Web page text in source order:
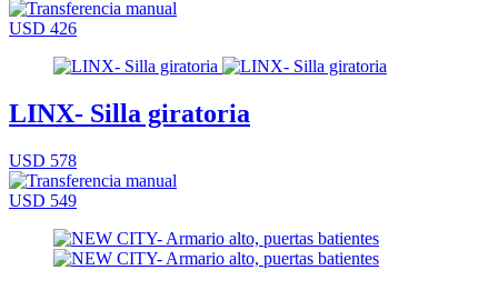
USD 426
LINX- Silla giratoria
USD 578
USD 549